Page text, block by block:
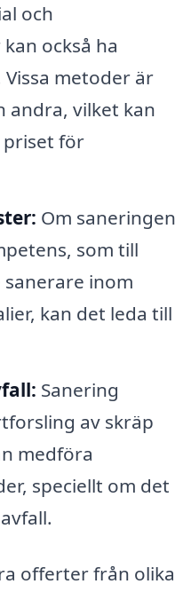
och
också ha
metoder är
andra, vilket kan
för
Om saneringen
som till
inom
kan det leda till
Sanering
av skräp
medföra
speciellt om det
offerter från olika